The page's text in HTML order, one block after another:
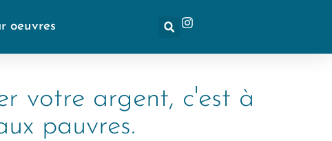
oeuvres
votre argent, c'est à
pauvres.